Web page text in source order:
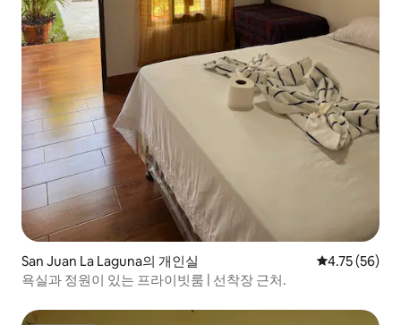
San Juan La Laguna의 개인실 평점 4.75점
4.75 (56)
욕실과 정원이 있는 프라이빗룸 | 선착장 근처.